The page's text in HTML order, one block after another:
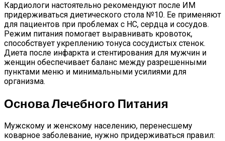
Кардиологи настоятельно рекомендуют после ИМ
придерживаться диетического стола №10. Ее применяют
для пациентов при проблемах с НС, сердца и сосудов.
Режим питания помогает выравнивать кровоток,
способствует укреплению тонуса сосудистых стенок.
Диета после инфаркта и стентирования для мужчин и
женщин обеспечивает баланс между разрешенными
пунктами меню и минимальными усилиями для
организма.
Основа Лечебного Питания
Мужскому и женскому населению, перенесшему
коварное заболевание, нужно придерживаться правил: